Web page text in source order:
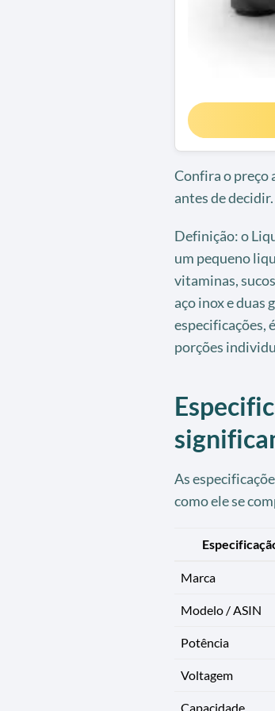
Confira o preço
antes de decidir.
Definição: o
um pequeno
vitaminas,
aço inox e duas
especificações,
porções
As
como ele se
Marca
Modelo / ASIN
Potência
Voltagem
Capacidade